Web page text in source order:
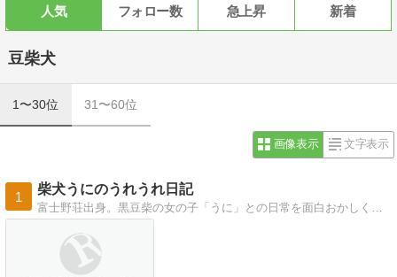
人気 フォロー数 急上昇 新着
豆柴犬
1〜30位 31〜60位
画像表示 文字表示
1
柴犬うにのうれうれ日記